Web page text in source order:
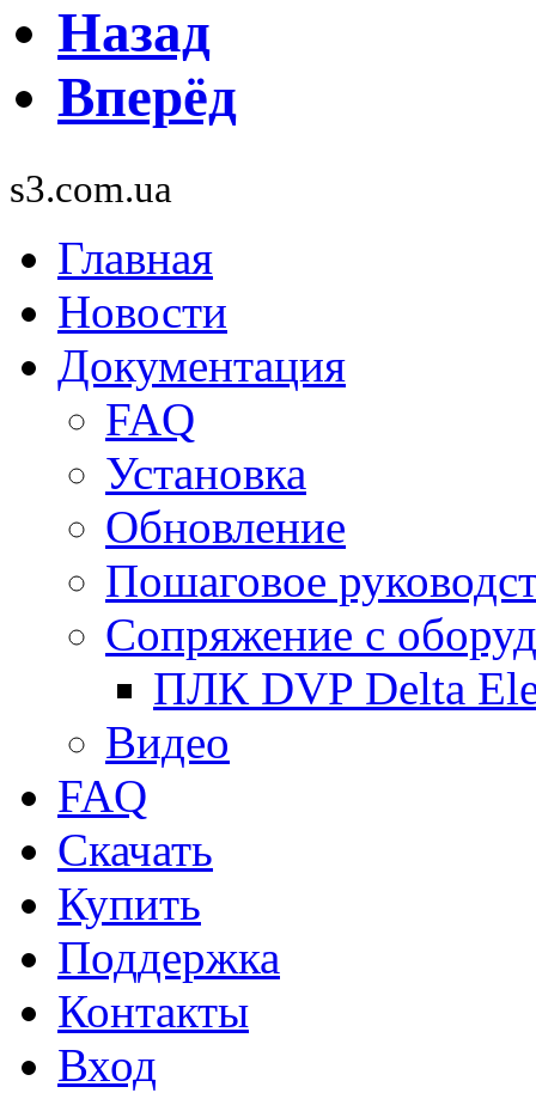
Назад
Вперёд
s3.com.ua
Главная
Новости
Документация
FAQ
Установка
Обновление
Пошаговое
Сопряжение с
ПЛК DVP Delta
Видео
FAQ
Скачать
Купить
Поддержка
Контакты
Вход